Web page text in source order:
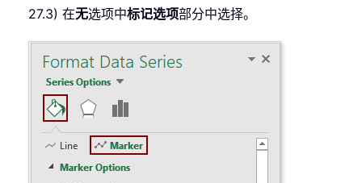
27.3) 在无选项中标记选项部分中选择。